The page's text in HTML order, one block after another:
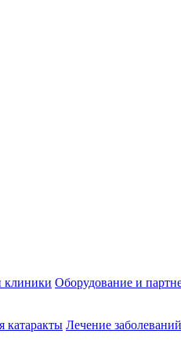
клиники Оборудование и
катаракты Лечение